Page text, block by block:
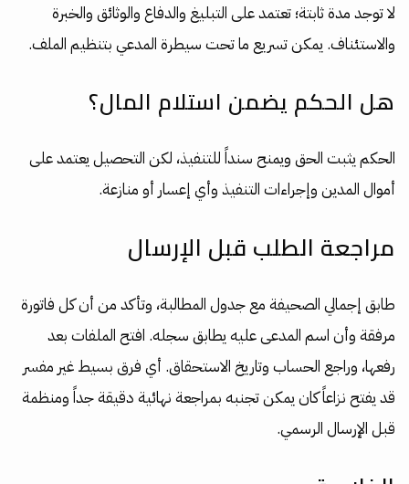
لا توجد مدة ثابتة؛ تعتمد على التبليغ والدفاع والوثائق والخبرة
والاستئناف. يمكن تسريع ما تحت سيطرة المدعي بتنظيم الملف.
هل الحكم يضمن استلام المال؟
الحكم يثبت الحق ويمنح سنداً للتنفيذ، لكن التحصيل يعتمد على
أموال المدين وإجراءات التنفيذ وأي إعسار أو منازعة.
مراجعة الطلب قبل الإرسال
طابق إجمالي الصحيفة مع جدول المطالبة، وتأكد من أن كل فاتورة
مرفقة وأن اسم المدعى عليه يطابق سجله. افتح الملفات بعد
رفعها، وراجع الحساب وتاريخ الاستحقاق. أي فرق بسيط غير مفسر
قد يفتح نزاعاً كان يمكن تجنبه بمراجعة نهائية دقيقة جداً ومنظمة
قبل الإرسال الرسمي.